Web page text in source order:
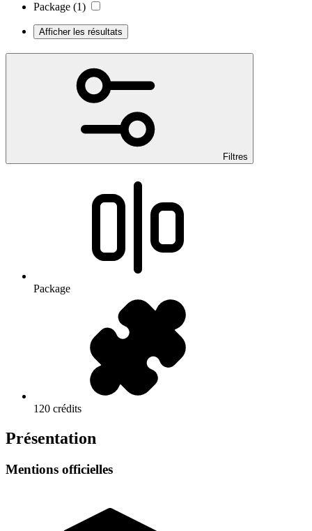
Package (1)
Afficher les résultats
Filtres
Package
120 crédits
Présentation
Mentions officielles